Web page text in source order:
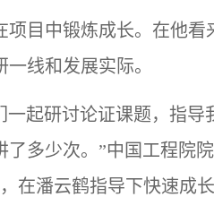
目中锻炼成长。在他看
线和发展实际。
起研讨论证课题，指导
多少次。”中国工程院
在潘云鹤指导下快速成